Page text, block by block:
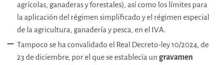
agrícolas, ganaderas y forestales), así como los límites para
la aplicación del régimen simplificado y el régimen especial
de la agricultura, ganadería y pesca, en el IVA.
Tampoco se ha convalidado el Real Decreto-ley 10/2024, de
23 de diciembre, por el que se establecía un gravamen